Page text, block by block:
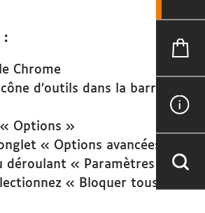
:
Chrome
d’outils dans la barre de
Options »
« Options avancées »
déroulant « Paramètres des
« Bloquer tous les